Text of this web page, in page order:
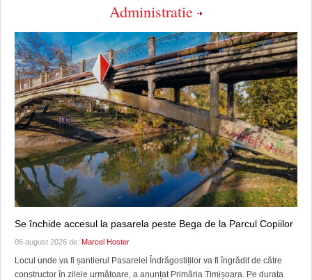
Administratie
Se închide accesul la pasarela peste Bega de la Parcul Copiilor
06 august 2026 de: Marcel Hoster
Locul unde va fi șantierul Pasarelei Îndrăgostiților va fi îngrădit de către
constructor în zilele următoare, a anunțat Primăria Timișoara. Pe durata